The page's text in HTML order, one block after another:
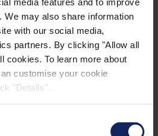
We may also share information
with our social media,
partners. By clicking "Allow all
cookies. To learn more about
customise your cookie
"Details".
ofrece absorción de
estrecho ofrece
altas.